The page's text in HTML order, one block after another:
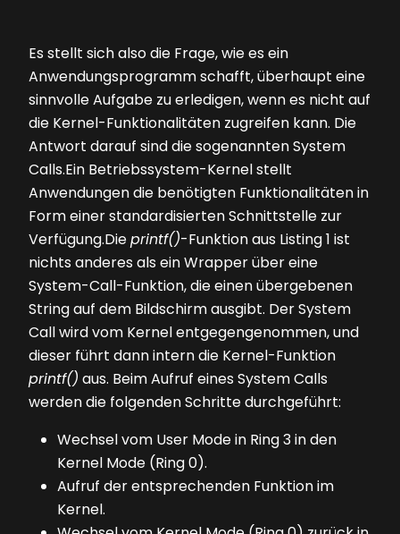
Es stellt sich also die Frage, wie es ein
Anwendungsprogramm schafft, überhaupt eine
sinnvolle Aufgabe zu erledigen, wenn es nicht auf
die Kernel-Funktionalitäten zugreifen kann. Die
Antwort darauf sind die sogenannten System
Calls.Ein Betriebssystem-Kernel stellt
Anwendungen die benötigten Funktionalitäten in
Form einer standardisierten Schnittstelle zur
Verfügung.Dieprintf()-Funktion aus Listing 1 ist
nichts anderes als ein Wrapper über eine
System-Call-Funktion, die einen übergebenen
String auf dem Bildschirm ausgibt. Der System
Call wird vom Kernel entgegengenommen, und
dieser führt dann intern die Kernel-Funktion
printf() aus. Beim Aufruf eines System Calls
werden die folgenden Schritte durchgeführt:
Wechsel vom User Mode in Ring 3 in den
Kernel Mode (Ring 0).
Aufruf der entsprechenden Funktion im
Kernel.